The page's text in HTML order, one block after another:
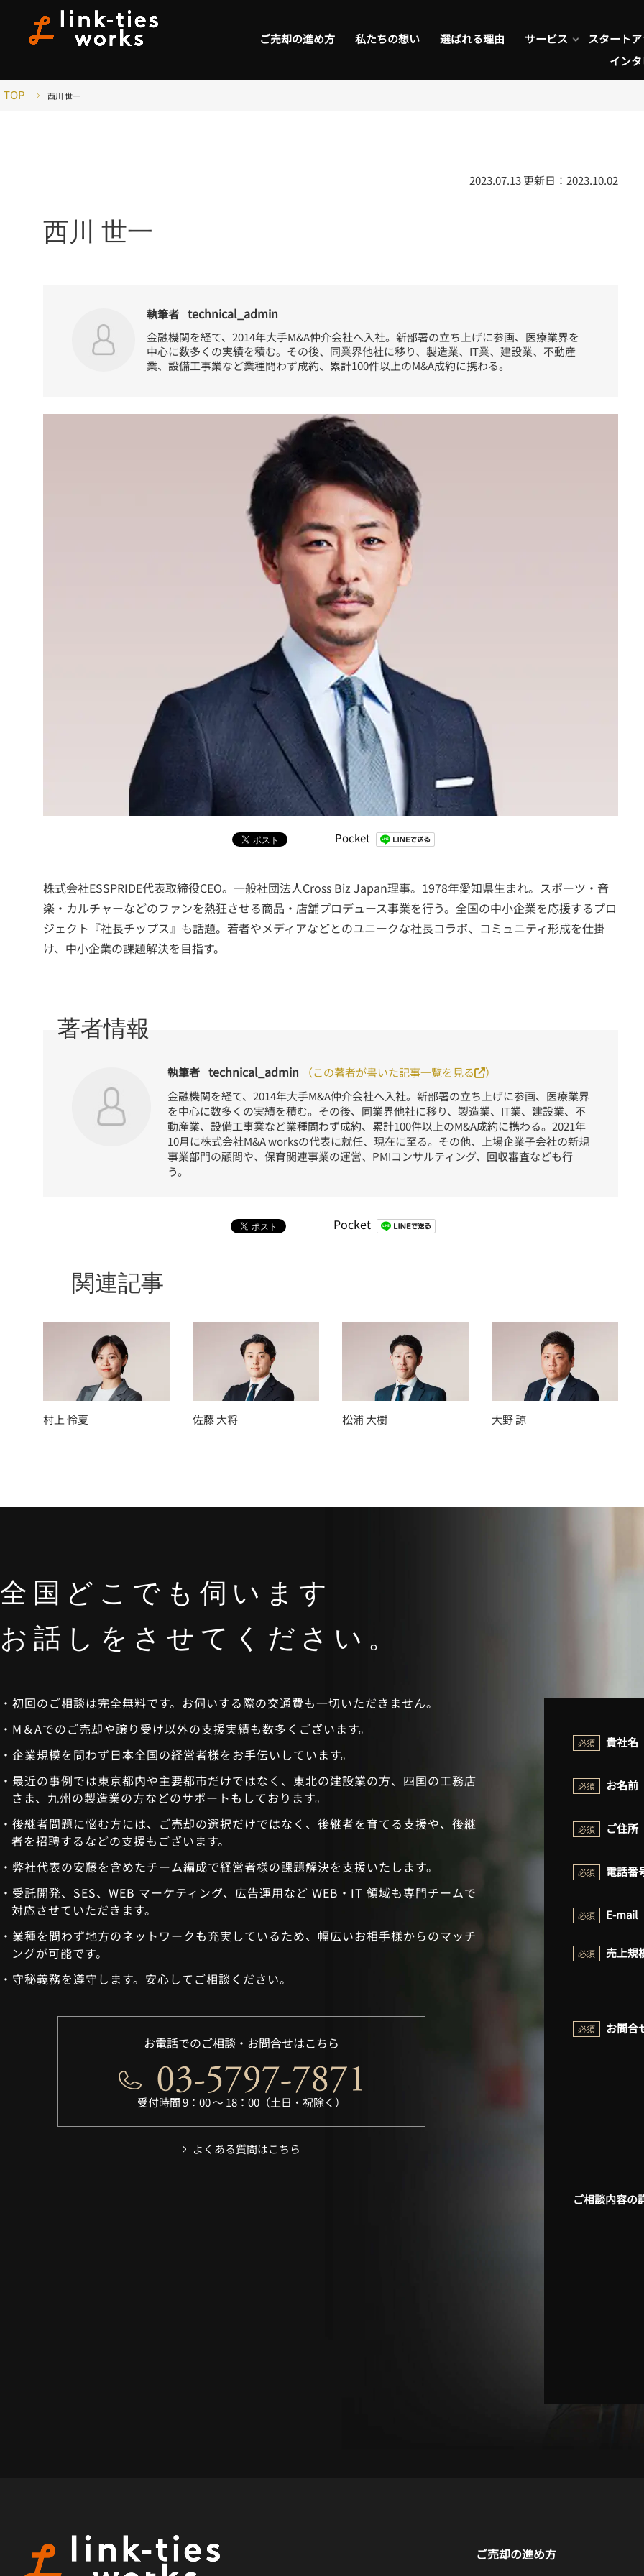
ご売却の進め方 私たちの想い 選ばれる理由 サービス
スタート
イン
TOP 西川 世一
2023.07.13 更新日： 2023.10.02
西川 世一
執筆者 technical_admin
金融機関を経て、2014年大手M&A仲介会社へ入社。新部署の立ち上げに参画、医療業界を
中心に数多くの実績を積む。その後、同業界他社に移り、製造業、IT業、建設業、不動産
業、設備工事業など業種問わず成約、累計100件以上のM&A成約に携わる。
Pocket
株式会社ESSPRIDE代表取締役CEO。一般社団法人Cross Biz Japan理事。1978年愛知県生まれ。スポーツ・音
楽・カルチャーなどのファンを熱狂させる商品・店舗プロデュース事業を行う。全国の中小企業を応援するプロ
ジェクト『社長チップス』も話題。若者やメディアなどとのユニークな社長コラボ、コミュニティ形成を仕掛
け、中小企業の課題解決を目指す。
執筆者 technical_admin （この著者が書いた記事一覧を見る
）
金融機関を経て、2014年大手M&A仲介会社へ入社。新部署の立ち上げに参画、医療業界
を中心に数多くの実績を積む。その後、同業界他社に移り、製造業、IT業、建設業、不
動産業、設備工事業など業種問わず成約、累計100件以上のM&A成約に携わる。2021年
10月に株式会社M&A worksの代表に就任、現在に至る。その他、上場企業子会社の新規
事業部門の顧問や、保育関連事業の運営、PMIコンサルティング、回収審査なども行
う。
Pocket
関連記事
村上 怜夏 佐藤 大将 松浦 大樹 大野 諒
全国どこでも 伺います
お話しをさせてく ださい。
初回のご相談は完全無料です。お伺いする際の交通費も一切いただきません。
M＆Aでのご売却や譲り受け以外の支援実績も数多くございます。
企業規模を問わず日本全国の経営者様をお手伝いしています。
最近の事例では東京都内や主要都市だけではなく、東北の建設業の方、四国の工務店
さま、九州の製造業の方などのサポートもしております。
後継者問題に悩む方には、ご売却の選択だけではなく、後継者を育てる支援や、後継
者を招聘するなどの支援もございます。
弊社代表の安藤を含めたチーム編成で経営者様の課題解決を⽀援いたします。
受託開発、SES、WEB マーケティング、広告運⽤など WEB・IT 領域も専⾨チームで
対応させていただきます。
業種を問わず地⽅のネットワークも充実しているため、幅広いお相手様からのマッチ
ングが可能です。
守秘義務を遵守します。安心してご相談ください。
お電話でのご相談・お問合せはこちら
受付時間 9：00 〜 18：00（土日・祝除く）
よくある質問はこちら
必須 貴社名
必須 お名前
必須 ご住所
必須 電話番
必須 E-mail
必須 売上規
必須 お問合
ご相談内容の
ご売却の進め方